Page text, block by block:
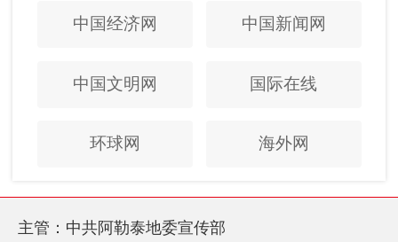
中国经济网 中国新闻网
中国文明网 国际在线
环球网 海外网
主管：中共阿勒泰地委宣传部